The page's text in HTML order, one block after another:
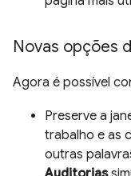
Novas opções
Agora é possível
Preserve a
trabalho e as
outras